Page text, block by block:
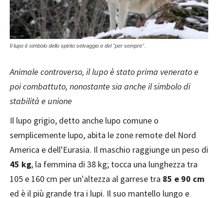
Il lupo è simbolo dello spirito selvaggio e del "per sempre".
Animale controverso, il lupo è stato prima venerato e
poi combattuto, nonostante sia anche il simbolo di
stabilità e unione
Il lupo grigio, detto anche lupo comune o
semplicemente lupo, abita le zone remote del Nord
America e dell'Eurasia. Il maschio raggiunge un peso di
45 kg, la femmina di 38 kg; tocca una lunghezza tra
105 e 160 cm per un'altezza al garrese tra 85 e 90 cm
ed è il più grande tra i lupi. Il suo mantello lungo e